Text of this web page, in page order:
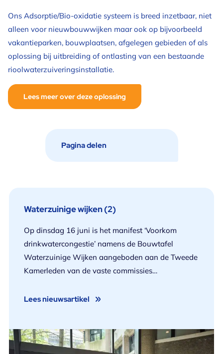
Ons Adsorptie/Bio-oxidatie systeem is breed inzetbaar, niet
alleen voor nieuwbouwwijken maar ook op bijvoorbeeld
vakantieparken, bouwplaatsen, afgelegen gebieden of als
oplossing bij uitbreiding of ontlasting van een bestaande
rioolwaterzuiveringsinstallatie.
Lees meer over deze oplossing
Waterzuinige wijken (2)
Op dinsdag 16 juni is het manifest ‘Voorkom
drinkwatercongestie’ namens de Bouwtafel
Waterzuinige Wijken aangeboden aan de Tweede
Kamerleden van de vaste commissies
Infrastructuur & Waterstaat.
Lees nieuwsartikel